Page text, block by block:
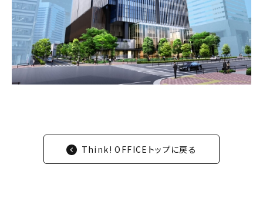
Think! OFFICEトップに戻る